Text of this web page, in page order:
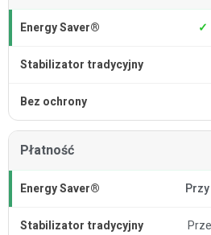
✓
Płatność